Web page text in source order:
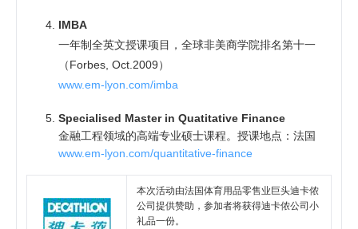
IMBA
一年制全英文授课项目，全球非美商学院排名第十一
（Forbes, Oct.2009）
www.em-lyon.com/imba
Specialised Master in Quatitative Finance
金融工程领域的高端专业硕士课程。授课地点：法国
www.em-lyon.com/quantitative-finance
本次活动由法国体育用品零售业巨头迪卡侬
公司提供赞助，参加者将获得迪卡侬公司小
礼品一份。